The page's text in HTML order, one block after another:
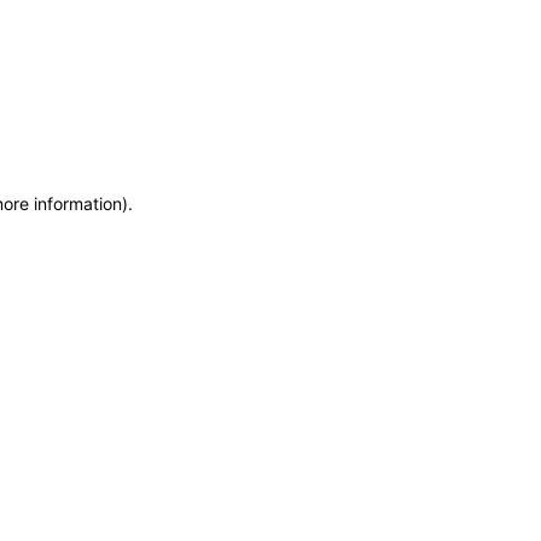
information).